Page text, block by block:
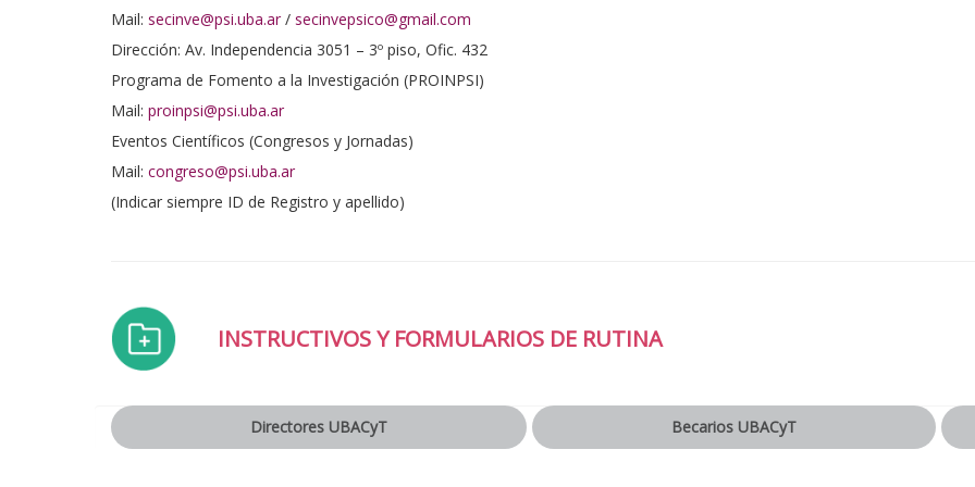
Mail: secinve@psi.uba.ar / secinvepsico@gmail.com
Dirección: Av. Independencia 3051 – 3º piso, Ofic. 432
Programa de Fomento a la Investigación (PROINPSI)
Mail: proinpsi@psi.uba.ar
Eventos Científicos (Congresos y Jornadas)
Mail: congreso@psi.uba.ar
(Indicar siempre ID de Registro y apellido)
INSTRUCTIVOS Y FORMULARIOS DE RUTINA
Directores UBACyT Becarios UBACyT